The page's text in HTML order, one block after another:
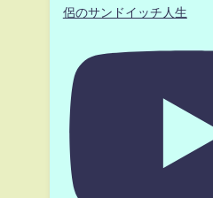
侶のサンドイッチ人生